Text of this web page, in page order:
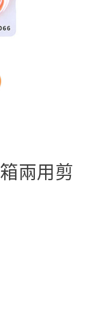
兩用剪